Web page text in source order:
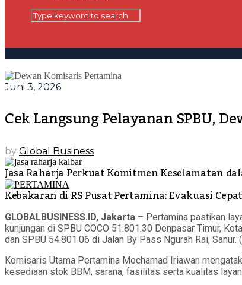
Juni 3, 2026
Cek Langsung Pelayanan SPBU,
by Global Business
Jasa Raharja Perkuat Komitmen Keselamatan
Kebakaran di RS Pusat Pertamina: Evakuasi
GLOBALBUSINESS.ID, Jakarta – Pertamina pastikan
kunjungan di SPBU COCO 51.801.30 Denpasar Timur,
dan SPBU 54.801.06 di Jalan By Pass Ngurah Rai, Sanur.
Komisaris Utama Pertamina Mochamad Iriawan
kesediaan stok BBM, sarana, fasilitas serta kualitas